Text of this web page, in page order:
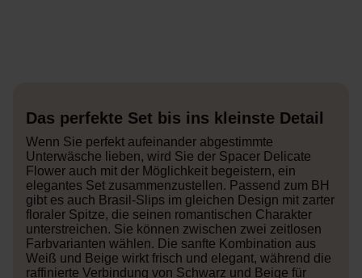
Das perfekte Set bis ins kleinste Detail
Wenn Sie perfekt aufeinander abgestimmte
Unterwäsche lieben, wird Sie der Spacer Delicate
Flower auch mit der Möglichkeit begeistern, ein
elegantes Set zusammenzustellen. Passend zum BH
gibt es auch Brasil-Slips im gleichen Design mit zarter
floraler Spitze, die seinen romantischen Charakter
unterstreichen. Sie können zwischen zwei zeitlosen
Farbvarianten wählen. Die sanfte Kombination aus
Weiß und Beige wirkt frisch und elegant, während die
raffinierte Verbindung von Schwarz und Beige für